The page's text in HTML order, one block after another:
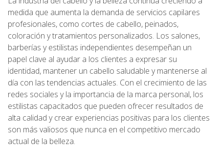
medida que aumenta la demanda de servicios capilares
profesionales, como cortes de cabello, peinados,
coloración y tratamientos personalizados. Los salones,
barberías y estilistas independientes desempeñan un
papel clave al ayudar a los clientes a expresar su
identidad, mantener un cabello saludable y mantenerse al
día con las tendencias actuales. Con el crecimiento de las
redes sociales y la importancia de la marca personal, los
estilistas capacitados que pueden ofrecer resultados de
alta calidad y crear experiencias positivas para los clientes
son más valiosos que nunca en el competitivo mercado
actual de la belleza.